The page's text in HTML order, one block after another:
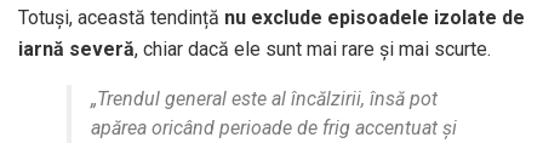
Totuși, această tendință nu exclude episoadele izolate de
iarnă severă, chiar dacă ele sunt mai rare și mai scurte.
„Trendul general este al încălzirii, însă pot
apărea oricând perioade de frig accentuat și